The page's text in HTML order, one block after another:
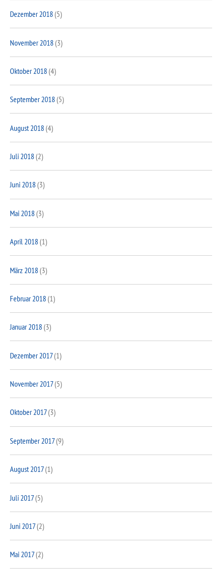
Dezember 2018(5)
November 2018(3)
Oktober 2018(4)
September 2018(5)
August 2018(4)
Juli 2018(2)
Juni 2018(3)
Mai 2018(3)
April 2018(1)
März 2018(3)
Februar 2018(1)
Januar 2018(3)
Dezember 2017(1)
November 2017(5)
Oktober 2017(3)
September 2017(9)
August 2017(1)
Juli 2017(5)
Juni 2017(2)
Mai 2017(2)